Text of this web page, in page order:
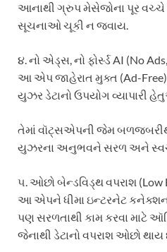
આનાથી ગ્રુપ મેસેજોના પૂર વચ્ચે
સૂચનાઓ ચૂકી ન જવાય.
૪. નો એડ્સ, નો ફોર્સ્ડ AI (No
આ એપ જાહેરાત મુક્ત (Ad-
યુઝર ડેટાનો ઉપયોગ વ્યાપારી
તેમાં વૉટ્સએપની જેમ
યુઝરના અનુભવને સરળ અને
૫. ઓછો બેન્ડવિડ્થ વપરાશ (Low
આ એપને ધીમા ઇન્ટરનેટ કનેક્શન
પણ સરળતાથી કામ કરવા માટે
જેનાથી ડેટાનો વપરાશ ઓછો થાય